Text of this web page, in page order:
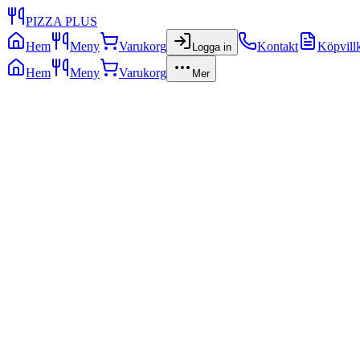
PIZZA PLUS
Hem
Meny Varukorg Logga in Kontakt
Hem
Meny Varukorg Mer